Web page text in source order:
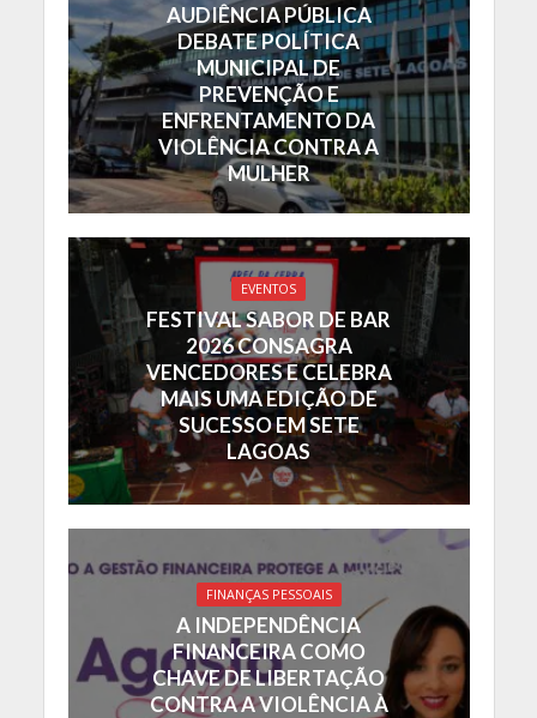
AUDIÊNCIA PÚBLICA
DEBATE POLÍTICA
MUNICIPAL DE
PREVENÇÃO E
ENFRENTAMENTO DA
VIOLÊNCIA CONTRA A
MULHER
EVENTOS
FESTIVAL SABOR DE BAR
2026 CONSAGRA
VENCEDORES E CELEBRA
MAIS UMA EDIÇÃO DE
SUCESSO EM SETE
LAGOAS
FINANÇAS PESSOAIS
A INDEPENDÊNCIA
FINANCEIRA COMO
CHAVE DE LIBERTAÇÃO
CONTRA A VIOLÊNCIA À